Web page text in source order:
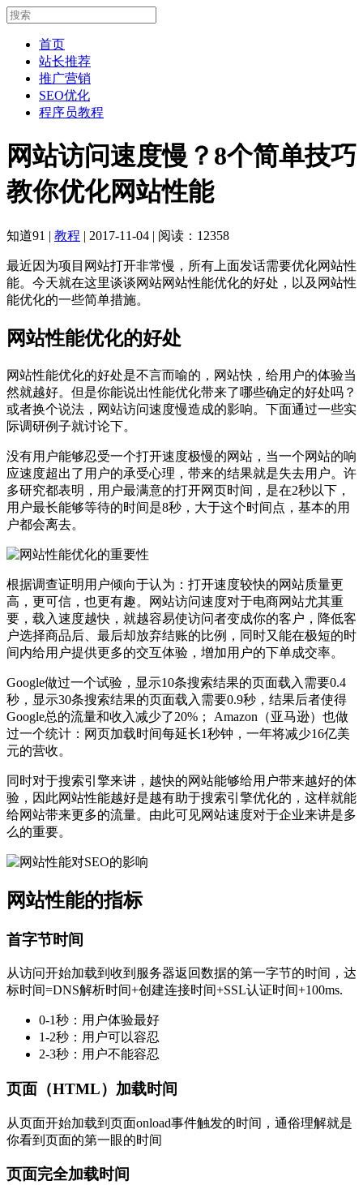
首页
站长推荐
推广营销
SEO优化
程序员教程
网站访问速度慢？8个简单技巧
教你优化网站性能
知道91 | 教程 | 2017-11-04 | 阅读：12358
最近因为项目网站打开非常慢，所有上面发话需要优化网站性
能。今天就在这里谈谈网站网站性能优化的好处，以及网站性
能优化的一些简单措施。
网站性能优化的好处
网站性能优化的好处是不言而喻的，网站快，给用户的体验当
然就越好。但是你能说出性能优化带来了哪些确定的好处吗？
或者换个说法，网站访问速度慢造成的影响。下面通过一些实
际调研例子就讨论下。
没有用户能够忍受一个打开速度极慢的网站，当一个网站的响
应速度超出了用户的承受心理，带来的结果就是失去用户。许
多研究都表明，用户最满意的打开网页时间，是在2秒以下，
用户最长能够等待的时间是8秒，大于这个时间点，基本的用
户都会离去。
根据调查证明用户倾向于认为：打开速度较快的网站质量更
高，更可信，也更有趣。网站访问速度对于电商网站尤其重
要，载入速度越快，就越容易使访问者变成你的客户，降低客
户选择商品后、最后却放弃结账的比例，同时又能在极短的时
间内给用户提供更多的交互体验，增加用户的下单成交率。
Google做过一个试验，显示10条搜索结果的页面载入需要0.4
秒，显示30条搜索结果的页面载入需要0.9秒，结果后者使得
Google总的流量和收入减少了20%； Amazon（亚马逊）也做
过一个统计：网页加载时间每延长1秒钟，一年将减少16亿美
元的营收。
同时对于搜索引擎来讲，越快的网站能够给用户带来越好的体
验，因此网站性能越好是越有助于搜索引擎优化的，这样就能
给网站带来更多的流量。由此可见网站速度对于企业来讲是多
么的重要。
网站性能的指标
首字节时间
从访问开始加载到收到服务器返回数据的第一字节的时间，达
标时间=DNS解析时间+创建连接时间+SSL认证时间+100ms.
0-1秒：用户体验最好
1-2秒：用户可以容忍
2-3秒：用户不能容忍
页面（HTML）加载时间
从页面开始加载到页面onload事件触发的时间，通俗理解就是
你看到页面的第一眼的时间
页面完全加载时间